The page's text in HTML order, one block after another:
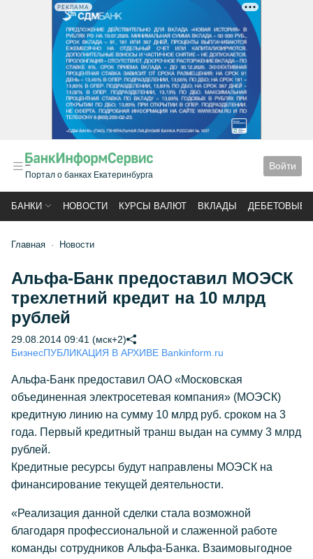
РЕКЛАМА
Портал о банках Екатеринбурга
Войти
БАНКИ НОВОСТИ КУРСЫ ВАЛЮТ ВКЛАДЫ ДЕБЕТОВЫЕ
Главная Новости
Альфа-Банк предоставил МОЭСК
трехлетний кредит на 10 млрд
рублей
29.08.2014 09:41 (мск+2)
БизнесПУБЛИКАЦИЯ В АРХИВЕ Bankinform.ru
Альфа-Банк предоставил ОАО «Московская
объединенная электросетевая компания» (МОЭСК)
кредитную линию на сумму 10 млрд руб. сроком на 3
года. Первый кредитный транш выдан на сумму 3 млрд
рублей.
Кредитные ресурсы будут направлены МОЭСК на
финансирование текущей деятельности.
«Реализация данной сделки стала возможной
благодаря профессиональной и слаженной работе
команды сотрудников Альфа-Банка. Взаимовыгодное